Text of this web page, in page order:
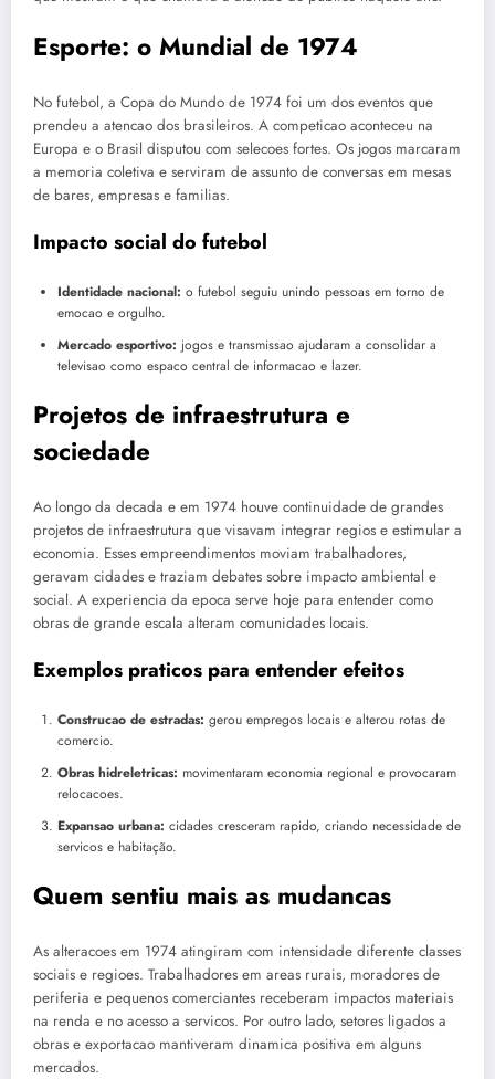
Esporte: o Mundial de 1974
No futebol, a Copa do Mundo de 1974 foi um dos eventos que
prendeu a atencao dos brasileiros. A competicao aconteceu na
Europa e o Brasil disputou com selecoes fortes. Os jogos marcaram
a memoria coletiva e serviram de assunto de conversas em mesas
de bares, empresas e familias.
Impacto social do futebol
Identidade nacional: o futebol seguiu unindo pessoas em torno de
emocao e orgulho.
Mercado esportivo: jogos e transmissao ajudaram a consolidar a
televisao como espaco central de informacao e lazer.
Projetos de infraestrutura e
sociedade
Ao longo da decada e em 1974 houve continuidade de grandes
projetos de infraestrutura que visavam integrar regios e estimular a
economia. Esses empreendimentos moviam trabalhadores,
geravam cidades e traziam debates sobre impacto ambiental e
social. A experiencia da epoca serve hoje para entender como
obras de grande escala alteram comunidades locais.
Exemplos praticos para entender efeitos
Construcao de estradas: gerou empregos locais e alterou rotas de
comercio.
Obras hidreletricas: movimentaram economia regional e provocaram
relocacoes.
Expansao urbana: cidades cresceram rapido, criando necessidade de
servicos e habitação.
Quem sentiu mais as mudancas
As alteracoes em 1974 atingiram com intensidade diferente classes
sociais e regioes. Trabalhadores em areas rurais, moradores de
periferia e pequenos comerciantes receberam impactos materiais
na renda e no acesso a servicos. Por outro lado, setores ligados a
obras e exportacao mantiveram dinamica positiva em alguns
mercados.